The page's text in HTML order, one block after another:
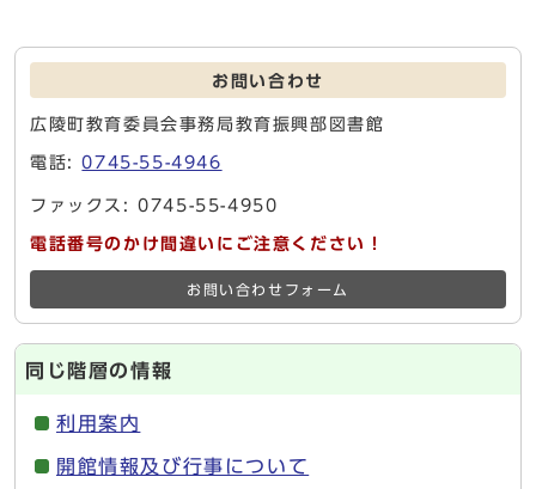
お問い合わせ
広陵町教育委員会事務局教育振興部図書館
電話:0745-55-4946
ファックス: 0745-55-4950
電話番号のかけ間違いにご注意ください！
お問い合わせフォーム
同じ階層の情報
利用案内
開館情報及び行事について